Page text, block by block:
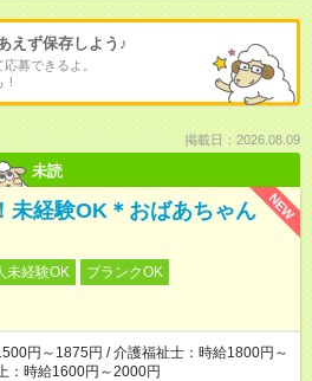
えず保存しよう♪
募できるよ。
掲載日：2026.08.09
未読
NEW
未経験OK＊おばあちゃん
未経験OK
ブランクOK
円～1875円 / 介護福祉士：時給1800円～
：時給1600円～2000円